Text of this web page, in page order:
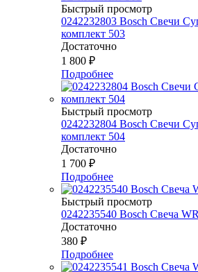
Быстрый просмотр
0242232803 Bosch Свечи
комплект 503
Достаточно
1 800 ₽
Подробнее
Быстрый просмотр
0242232804 Bosch Свечи
комплект 504
Достаточно
1 700 ₽
Подробнее
Быстрый просмотр
0242235540 Bosch Свеча
Достаточно
380 ₽
Подробнее